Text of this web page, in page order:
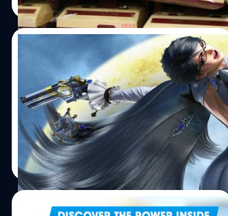
Read More
Bayonetta 2 สื่อทุกสำนักเทคะแนนรีวิวให้ถล่ม
ทลาย แต่ยอดขายที่ญี่ปุ่นกลับซบเซา
ใกล้เข้ามาแล้วกับภาคต่อของโคตรเกมแอคชั่นที่ทุกคนรอคอย
อย่าง Bayonetta 2 ที่จะลงให้กับเครื่อง Wii U ของทางฝั่ง
Nintendo ต้องบอกว่าเป็นอีกเกมที่แฟนๆ รอกันมานาน ก่อน
หน้านี้ได้เริ่มวางขายในประเทศญี่ปุ่นไปก่อนเป็นที่เรียบร้อยแล้ว
และกำลังจะวางขายในอเมริกาในวันที่ 24 ตุลาคมที่จะถึงนี้
Anurat Klikrom| 4313 days ago
Read More